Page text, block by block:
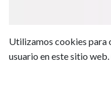
Zapatillas New
Silver Metall
Utilizamos cookies para
usuario en este sitio web.